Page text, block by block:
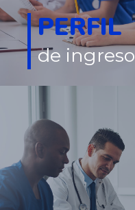
PERFIL
de ingreso